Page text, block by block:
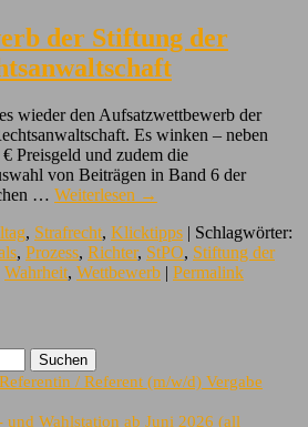
der Stiftung der
wieder den Aufsatzwettbewerb der
Es winken – neben
Preisgeld und zudem die
von Beiträgen in Band 6 der
… Weiterlesen →
, Strafrecht, Klicktipps | Schlagwörter:
, Prozess, Richter, StPO, Stiftung der
Wahrheit, Wettbewerb | Permalink
/ Referent (m/w/d) Vergabe
und Wahlstation ab Juni 2026 (all